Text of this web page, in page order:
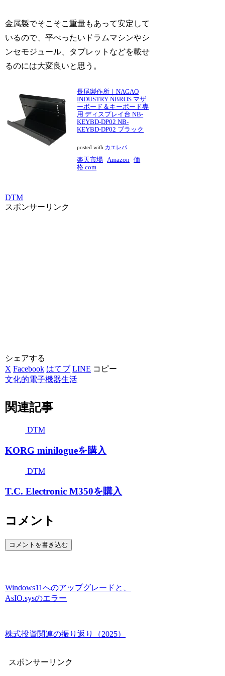
金属製でそこそこ重量もあって安定して
いるので、平べったいドラムマシンやシ
ンセモジュール、タブレットなどを載せ
るのには大変良いと思う。
長尾製作所｜NAGAO
INDUSTRY NBROS マザ
ーボード＆キーボード専
用 ディスプレイ台 NB-
KEYBD-DP02 NB-
KEYBD-DP02 ブラック
posted with カエレバ
楽天市場 Amazon 価
格.com
DTM
スポンサーリンク
シェアする
X Facebook はてブ LINE コピー
文化的電子機器生活
関連記事
DTM
KORG minilogueを購入
DTM
T.C. Electronic M350を購入
コメント
コメントを書き込む
Windows11へのアップグレードと、
AsIO.sysのエラー
株式投資関連の振り返り（2025）
スポンサーリンク